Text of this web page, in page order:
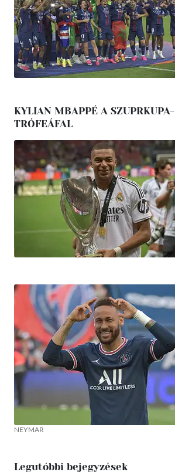
KYLIAN MBAPPÉ A SZUPRKUPA-
TRÓFEÁFAL
NEYMAR
Legutóbbi bejegyzések